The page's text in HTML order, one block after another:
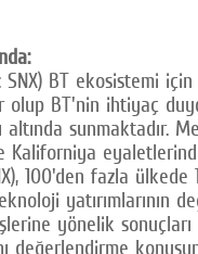
SNX) BT ekosistemi
olup BT'nin ihtiyaç
sunmaktadır.
Kaliforniya
100'den fazla
yatırımlarının
yönelik
değerlendirme